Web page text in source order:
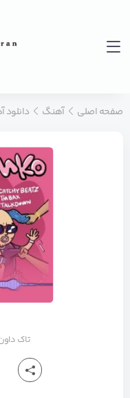
صفحه اصلی آهنگ دانلود
تاک